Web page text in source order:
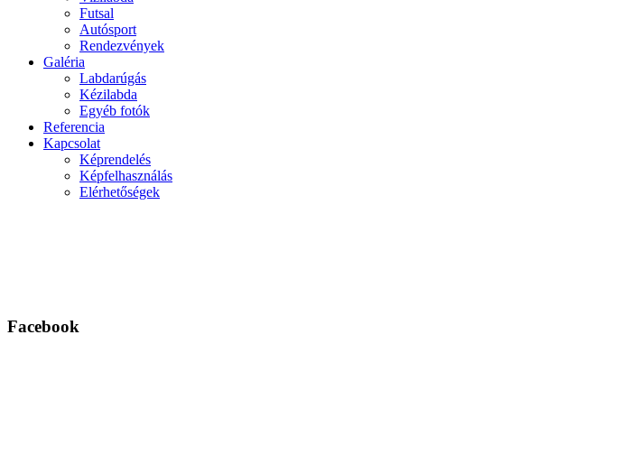
Futsal
Autósport
Rendezvények
Galéria
Labdarúgás
Kézilabda
Egyéb fotók
Referencia
Kapcsolat
Képrendelés
Képfelhasználás
Elérhetőségek
Facebook